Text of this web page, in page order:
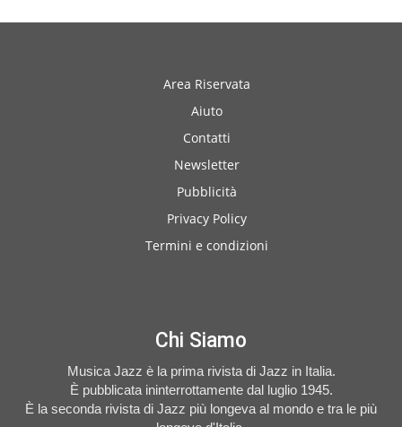
Area Riservata
Aiuto
Contatti
Newsletter
Pubblicità
Privacy Policy
Termini e condizioni
Chi Siamo
Musica Jazz è la prima rivista di Jazz in Italia.
È pubblicata ininterrottamente dal luglio 1945.
È la seconda rivista di Jazz più longeva al mondo e tra le più